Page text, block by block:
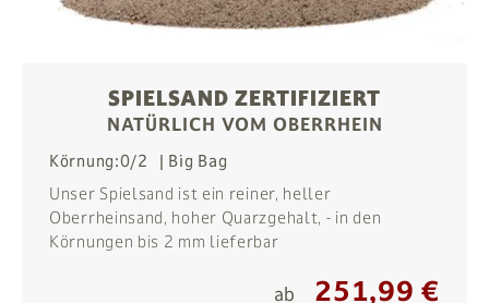
SPIELSAND ZERTIFIZIERT
NATÜRLICH VOM OBERRHEIN
Körnung:0/2
Big Bag
Unser Spielsand ist ein reiner, heller
Oberrheinsand, hoher Quarzgehalt, - in den
Körnungen bis 2 mm lieferbar
ab 251,99 €